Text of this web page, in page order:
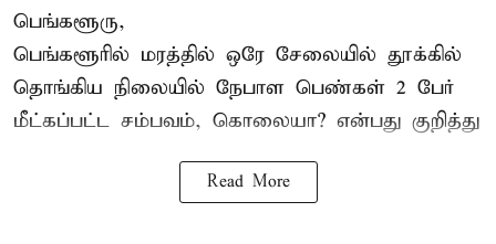
பெங்களூரு,
பெங்களூரில் மரத்தில் ஒரே சேலையில் தூக்கில்
தொங்கிய நிலையில் நேபாள பெண்கள் 2 பேர்
மீட்கப்பட்ட சம்பவம், கொலையா? என்பது குறித்து
Read More